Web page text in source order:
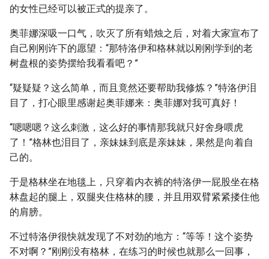
的女性已经可以被正式的提亲了。
奥菲娜深吸一口气，吹灭了所有蜡烛之后，对着大家宣布了
自己刚刚许下的愿望：“那特洛伊和格林就以刚刚学到的老
树盘根的姿势摆给我看看吧？”
“疑疑疑？这么简单，而且竟然还要帮助我修炼？”特洛伊泪
目了，打心眼里感谢起奥菲娜来：奥菲娜对我可真好！
“嗯嗯嗯？这么刺激，这么好的事情那我就只好舍身喂虎
了！”格林也泪目了，亲妹妹到底是亲妹妹，果然是向着自
己的。
于是格林坐在地毯上，只穿着内衣裤的特洛伊一屁股坐在格
林盘起的腿上，双腿夹住格林的腰，并且用双臂紧紧搂住他
的肩膀。
不过特洛伊很快就发现了不对劲的地方：“等等！这个姿势
不对啊？”刚刚没有格林，在练习的时候也就那么一回事，